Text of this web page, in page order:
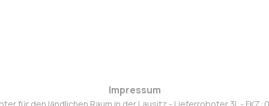
Impressum